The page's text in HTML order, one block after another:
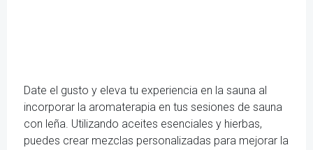
Date el gusto y eleva tu experiencia en la sauna al
incorporar la aromaterapia en tus sesiones de sauna
con leña. Utilizando aceites esenciales y hierbas,
puedes crear mezclas personalizadas para mejorar la